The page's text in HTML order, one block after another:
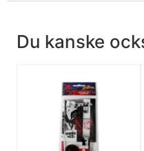
Du kanske